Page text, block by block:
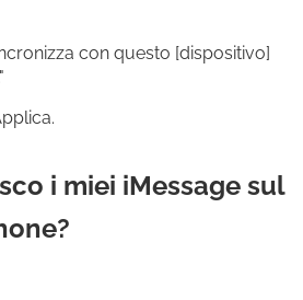
con questo [dispositivo]
i miei iMessage sul